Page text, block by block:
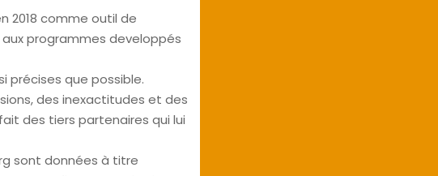
2018 comme outil de
programmes developpés
précises que possible.
des inexactitudes et des
des tiers partenaires qui lui
sont données à titre